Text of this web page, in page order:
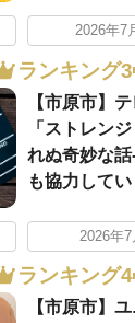
2026年7
ランキング3
【市原市】
「ストレン
れぬ奇妙な
も協力してい
2026年
ランキング4
【市原市】